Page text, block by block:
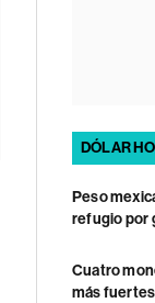
DÓLAR
Peso
refugio por
Cuatro
más